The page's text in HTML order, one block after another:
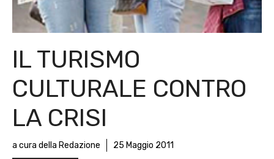
IL TURISMO
CULTURALE CONTRO
LA CRISI
a cura della Redazione 25 Maggio 2011